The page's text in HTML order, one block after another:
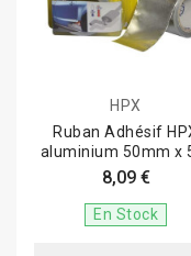
HPX
Ruban Adhésif
aluminium 50mm x
8,09 €
En Stock